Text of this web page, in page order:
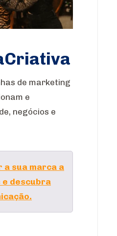
de marketing
e
negócios e
a sua marca a
e descubra